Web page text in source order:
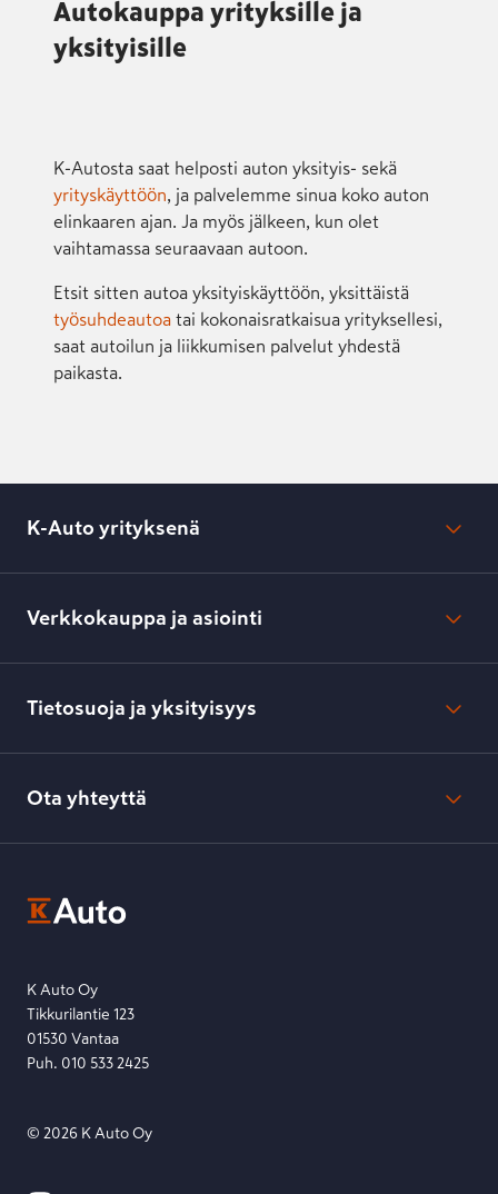
Autokauppa yrityksille ja
yksityisille
K-Autosta saat helposti auton yksityis- sekä
yrityskäyttöön, ja palvelemme sinua koko auton
elinkaaren ajan. Ja myös jälkeen, kun olet
vaihtamassa seuraavaan autoon.
Etsit sitten autoa yksityiskäyttöön, yksittäistä
työsuhdeautoa tai kokonaisratkaisua yrityksellesi,
saat autoilun ja liikkumisen palvelut yhdestä
paikasta.
K-Auto yrityksenä
Lehdistötiedotteet
Toimipisteiden yhteystiedot
Verkkokauppa ja asiointi
Toimitustavat ja -kulut
Verkkokaupan peruuttamisilmoitus
Saavutettavuus
Tietosuoja ja yksityisyys
Kesko-konsernin verkkoselailurekisteri
K-Ryhmän evästekäytännöt
Ota yhteyttä
Etsi toimipiste
K Auto Oy
Tikkurilantie 123
01530 Vantaa
Puh. 010 533 2425
© 2026 K Auto Oy